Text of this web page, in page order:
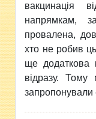
вакцинація
напрямкам,
провалена,
хто не робив
ще додаткова
відразу.